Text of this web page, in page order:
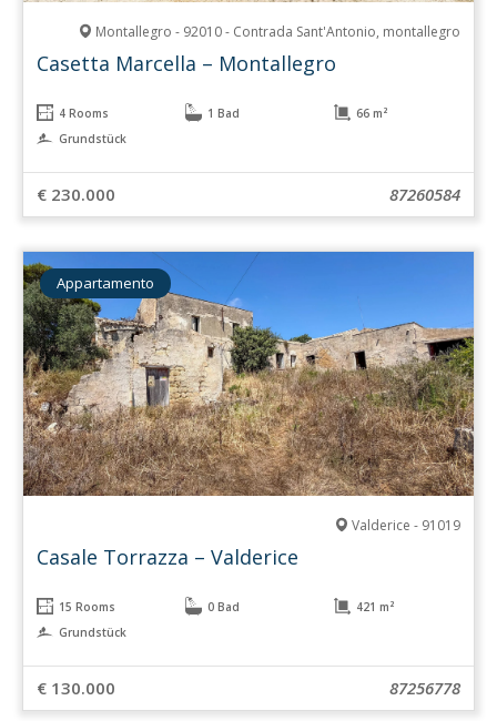
Montallegro - 92010 - Contrada Sant'Antonio, montallegro
Casetta Marcella – Montallegro
4 Rooms 1 Bad
66 m²
Grundstück
€ 230.000 87260584
Appartamento
Valderice - 91019
Casale Torrazza – Valderice
15 Rooms 0 Bad
421 m²
Grundstück
€ 130.000 87256778